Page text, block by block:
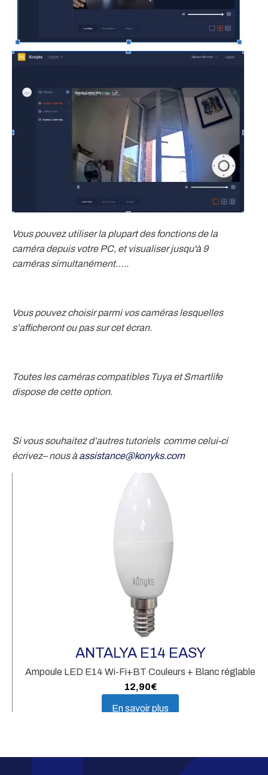
Vous pouvez utiliser la plupart des fonctions de la
caméra depuis votre PC, et visualiser jusqu'à 9
caméras simultanément…..
Vous pouvez choisir parmi vos caméras lesquelles
s’afficheront ou pas sur cet écran.
Toutes les caméras compatibles Tuya et Smartlife
dispose de cette option.
Si vous souhaitez d’autres tutoriels comme celui-ci
écrivez– nous à assistance@konyks.com
ANTALYA E14 EASY
Ampoule LED E14 Wi-Fi+BT Couleurs + Blanc réglable
12,90€
En savoir plus